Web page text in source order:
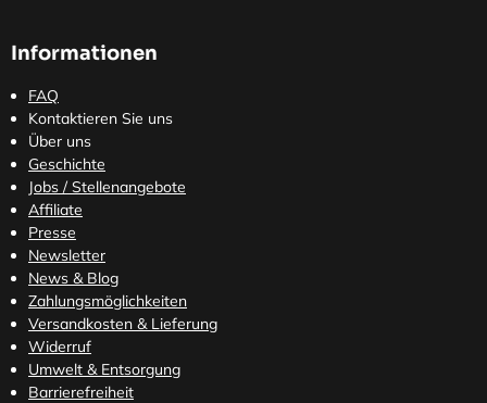
Informationen
FAQ
Kontaktieren Sie uns
Über uns
Geschichte
Jobs / Stellenangebote
Affiliate
Presse
Newsletter
News & Blog
Zahlungsmöglichkeiten
Versandkosten & Lieferung
Widerruf
Umwelt & Entsorgung
Barrierefreiheit